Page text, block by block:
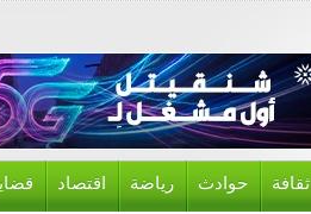
ثقافة حوادث رياضة اقتصاد